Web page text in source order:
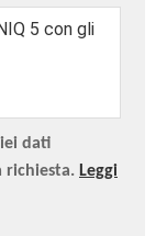
dati
richiesta. Leggi